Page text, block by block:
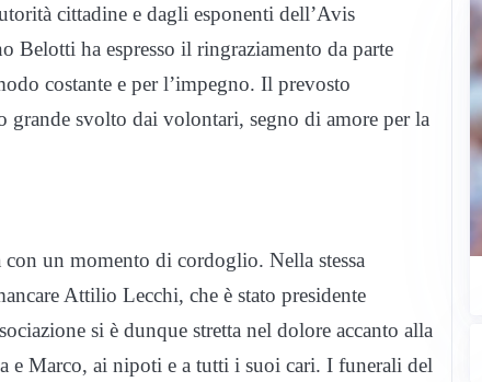
cittadine e dagli esponenti dell’Avis
Belotti ha espresso il ringraziamento da parte
costante e per l’impegno. Il prevosto
grande svolto dai volontari, segno di amore per la
con un momento di cordoglio. Nella stessa
Attilio Lecchi, che è stato presidente
si è dunque stretta nel dolore accanto alla
Marco, ai nipoti e a tutti i suoi cari. I funerali del